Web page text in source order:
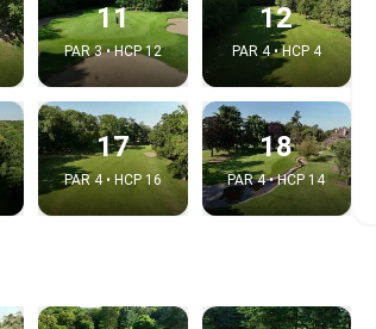
11
PAR 3 • HCP 12
12
PAR 4 • HCP 4
17
PAR 4 • HCP 16
18
PAR 4 • HCP 14
Copier dans le